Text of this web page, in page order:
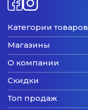
Категории товаров
Магазины
О компании
Скидки
Топ продаж